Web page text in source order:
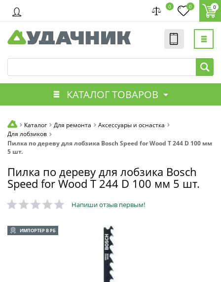
0 0 0
КАТАЛОГ ТОВАРОВ
Каталог Для ремонта
Аксессуары и оснастка
Для лобзиков
Пилка по дереву для лобзика Bosch Speed for Wood T 244 D 100 мм
5 шт.
Пилка по дереву для лобзика Bosch
Speed for Wood T 244 D 100 мм 5 шт.
Напиши отзыв первым!
ИМПОРТЕР В РБ